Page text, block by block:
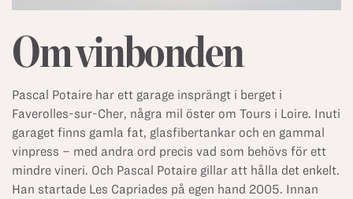
Om vinbonden
Pascal Potaire har ett garage insprängt i berget i
Faverolles-sur-Cher, några mil öster om Tours i Loire. Inuti
garaget finns gamla fat, glasfibertankar och en gammal
vinpress – med andra ord precis vad som behövs för ett
mindre vineri. Och Pascal Potaire gillar att hålla det enkelt.
Han startade Les Capriades på egen hand 2005. Innan